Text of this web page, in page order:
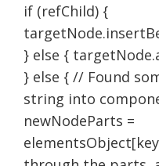
if (refChild) {
} else {
} else { // Found
string into
newNodeParts =